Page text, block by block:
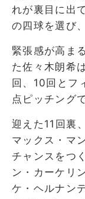
れが裏目に出
の四球を選び
緊張感が高ま
た佐々木朗希
回、10回とフ
点ピッチング
迎えた11回裏
マックス・マ
チャンスをつ
ン・カーケリ
ケ・ヘルナン